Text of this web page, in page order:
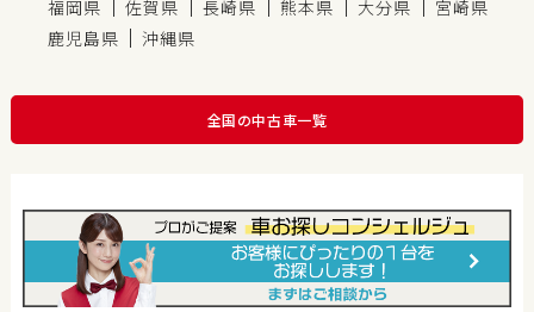
福岡県 佐賀県 長崎県 熊本県 大分県
宮崎県
鹿児島県
沖縄県
全国の中古車一覧